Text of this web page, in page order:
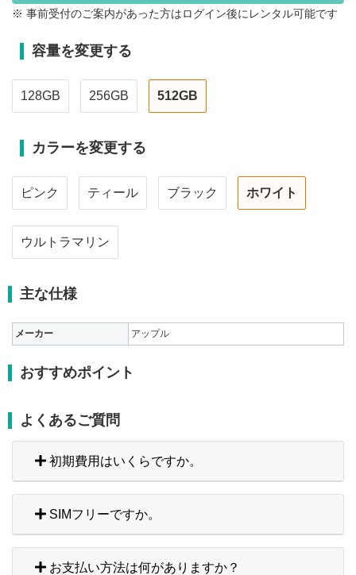
※ 事前受付のご案内があった方はログイン後にレンタル可能です
容量を変更する
128GB 256GB 512GB
カラーを変更する
ピンク ティール ブラック ホワイト
ウルトラマリン
主な仕様
メーカー アップル
おすすめポイント
よくあるご質問
初期費用はいくらですか。
SIMフリーですか。
お支払い方法は何がありますか？